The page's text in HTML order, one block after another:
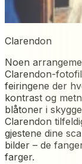
Clarendon
Noen
Clarendon-
feiringene der
kontrast og
blåtoner i
Clarendon
gjestene dine
bilder – de
farger.